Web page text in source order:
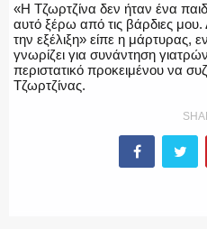
«Η Τζωρτζίνα δεν ήταν ένα
αυτό ξέρω από τις βάρδιες
την εξέλιξη» είπε η μάρτυρας,
γνωρίζει για συνάντηση
περιστατικό προκειμένου να
Τζωρτζίνας.